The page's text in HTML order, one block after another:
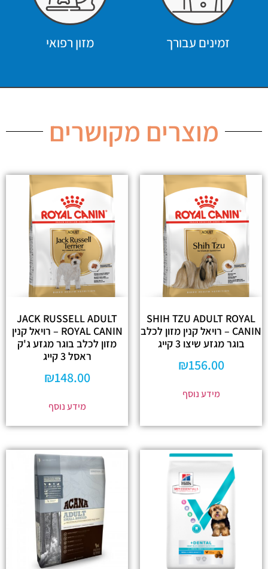
זמינים עבורך מזון רפואי
מוצרים מקושרים
SHIH TZU ADULT ROYAL
CANIN – רויאל קנין מזון לכלב
בוגר מגזע שיצו 3 קייג
₪156.00
מידע נוסף
JACK RUSSELL ADULT
ROYAL CANIN – רויאל קנין
מזון לכלב בוגר מגזע ג'ק
ראסל 3 קייג
₪148.00
מידע נוסף